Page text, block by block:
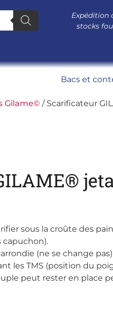
Expédition
stocks
Bacs et
Gilame© / Scarificateur
sous la croûte des
capuchon).
(ne se change
les TMS (position du
peut rester en place